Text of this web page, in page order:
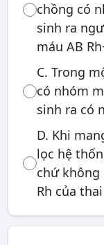
chồng có
sinh ra
máu AB
C. Trong
có nhóm
sinh ra có
D. Khi
lọc hệ
chứ không
Rh của